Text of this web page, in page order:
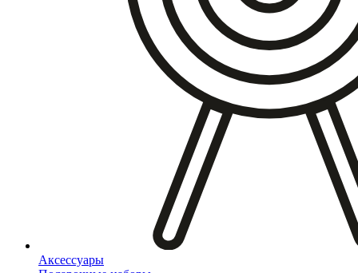
Аксессуары